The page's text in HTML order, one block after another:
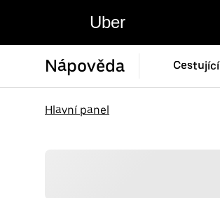
Uber
Nápověda Cestující
Hlavní panel